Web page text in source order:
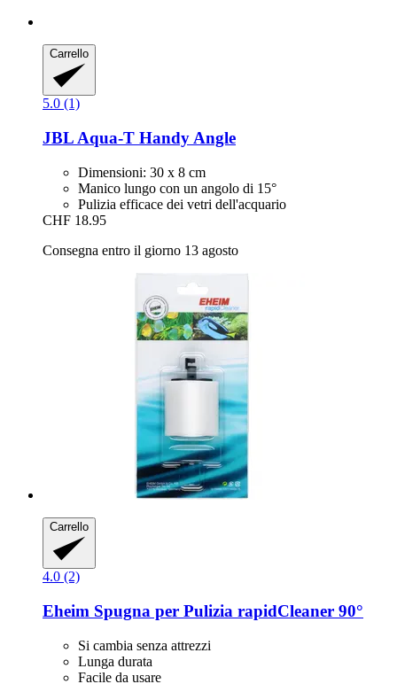
Carrello
5.0 (1)
JBL Aqua-​T Handy Angle
Dimensioni: 30 x 8 cm
Manico lungo con un angolo di 15°
Pulizia efficace dei vetri dell'acquario
CHF 18.95
Consegna entro il giorno 13 agosto
Carrello
4.0 (2)
Eheim Spugna per Pulizia rapidCleaner 90°
Si cambia senza attrezzi
Lunga durata
Facile da usare